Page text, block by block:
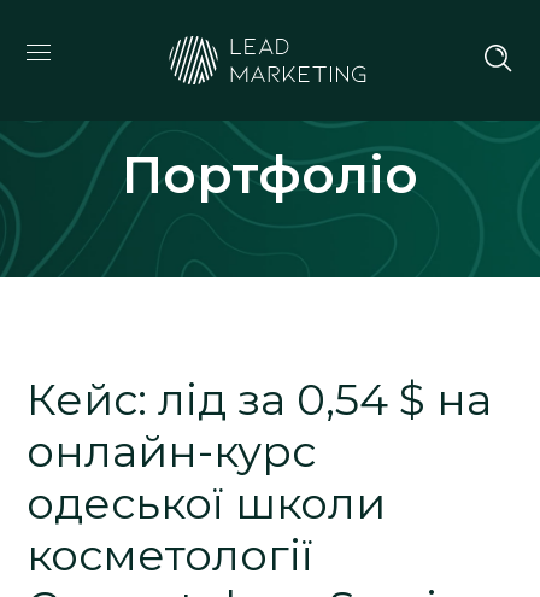
Портфоліо
Кейс: лід за 0,54 $ на
онлайн-курс
одеської школи
косметології